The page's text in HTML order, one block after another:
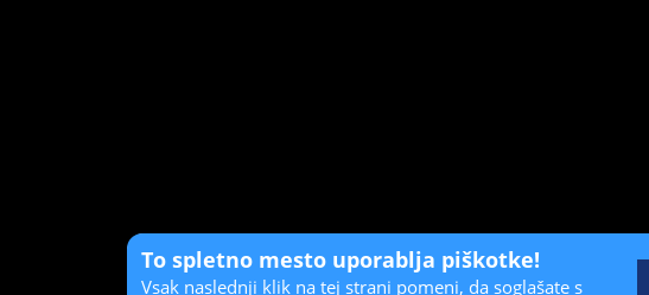
To spletno mesto uporablja piškotke!
Vsak naslednji klik na tej strani pomeni, da soglašate s